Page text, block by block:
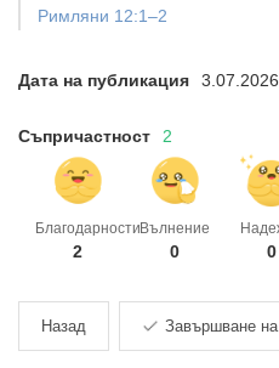
Римляни 12:1–2
Дата на публикация 3.07.2026
Съпричастност 2
Благодарности
2
Вълнение
0 0
Назад Завършване